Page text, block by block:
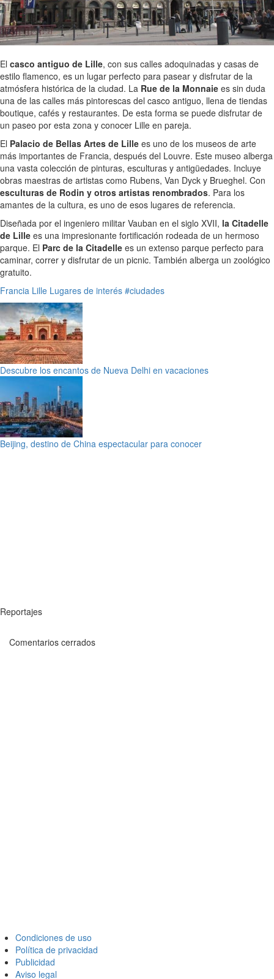
El casco antiguo de Lille, con sus calles adoquinadas y casas de
estilo flamenco, es un lugar perfecto para pasear y disfrutar de la
atmósfera histórica de la ciudad. La Rue de la Monnaie es sin duda
una de las calles más pintorescas del casco antiguo, llena de tiendas
boutique, cafés y restaurantes. De esta forma se puede disfrutar de
un paseo por esta zona y conocer Lille en pareja.
El Palacio de Bellas Artes de Lille es uno de los museos de arte
más importantes de Francia, después del Louvre. Este museo alberga
una vasta colección de pinturas, esculturas y antigüedades. Incluye
obras maestras de artistas como Rubens, Van Dyck y Brueghel. Con
esculturas de Rodin y otros artistas renombrados. Para los
amantes de la cultura, es uno de esos lugares de referencia.
Diseñada por el ingeniero militar Vauban en el siglo XVII, la Citadelle
de Lille es una impresionante fortificación rodeada de un hermoso
parque. El Parc de la Citadelle es un extenso parque perfecto para
caminar, correr y disfrutar de un picnic. También alberga un zoológico
gratuito.
Francia Lille Lugares de interés #ciudades
Descubre los encantos de Nueva Delhi en vacaciones
Beijing, destino de China espectacular para conocer
Reportajes
Comentarios cerrados
Condiciones de uso
Política de privacidad
Publicidad
Aviso legal